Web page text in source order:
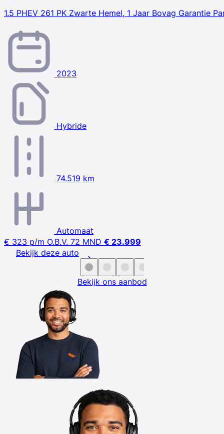
1.5 PHEV 261 PK Zwarte Hemel, 1 Jaar Bovag Garantie
2023
Hybride
74.519 km
Automaat
€ 323 p/m O.B.V. 72 MND € 23.999
Bekijk deze auto
Bekijk ons aanbod